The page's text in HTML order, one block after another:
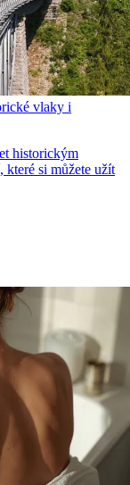
vlaky i
historickým
které si můžete užít